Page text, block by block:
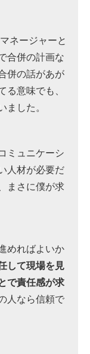
ネージャーと
合併の計画な
併の話があが
る意味でも、
ました。
ミュニケーシ
人材が必要だ
まさに僕が求
めればよいか
して現場を見
で責任感が求
人なら信頼で